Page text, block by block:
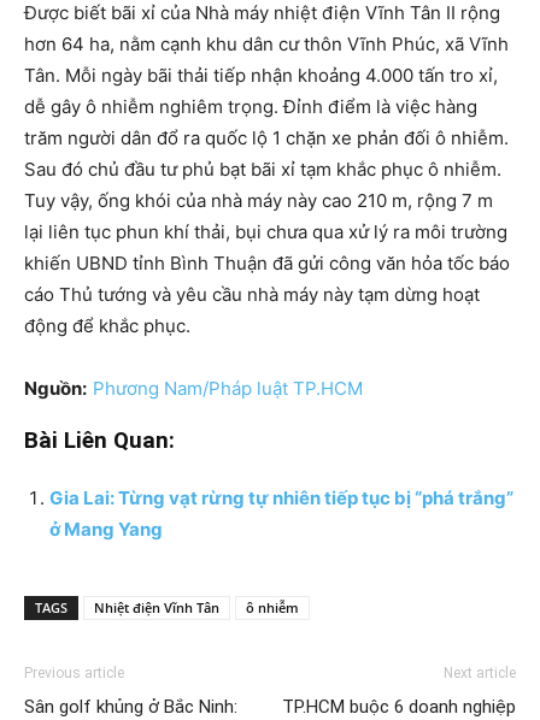
Được biết bãi xỉ của Nhà máy nhiệt điện Vĩnh Tân II rộng
hơn 64 ha, nằm cạnh khu dân cư thôn Vĩnh Phúc, xã Vĩnh
Tân. Mỗi ngày bãi thải tiếp nhận khoảng 4.000 tấn tro xỉ,
dễ gây ô nhiễm nghiêm trọng. Đỉnh điểm là việc hàng
trăm người dân đổ ra quốc lộ 1 chặn xe phản đối ô nhiễm.
Sau đó chủ đầu tư phủ bạt bãi xỉ tạm khắc phục ô nhiễm.
Tuy vậy, ống khói của nhà máy này cao 210 m, rộng 7 m
lại liên tục phun khí thải, bụi chưa qua xử lý ra môi trường
khiến UBND tỉnh Bình Thuận đã gửi công văn hỏa tốc báo
cáo Thủ tướng và yêu cầu nhà máy này tạm dừng hoạt
động để khắc phục.
Nguồn: Phương Nam/Pháp luật TP.HCM
Bài Liên Quan:
Gia Lai: Từng vạt rừng tự nhiên tiếp tục bị “phá trắng”
ở Mang Yang
TAGS Nhiệt điện Vĩnh Tân ô nhiễm
Previous article
Sân golf khủng ở Bắc Ninh:
Next article
TP.HCM buộc 6 doanh nghiệp